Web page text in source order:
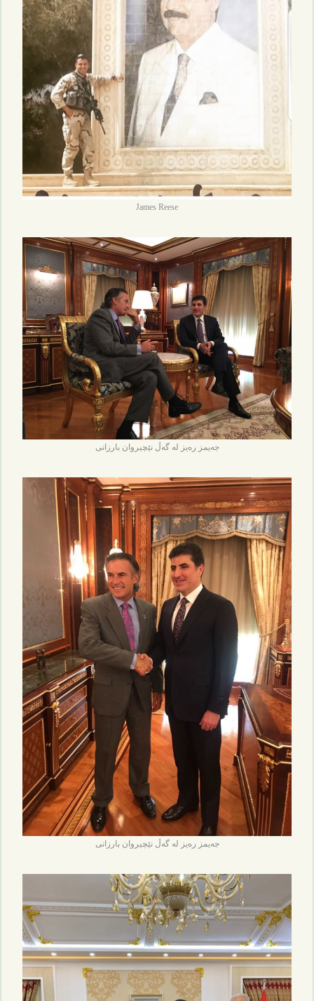
James Reese
جەیمز رەیز لە گەڵ نێچیروان بارزانی
جەیمز رەیز لە گەڵ نێچیروان بارزانی